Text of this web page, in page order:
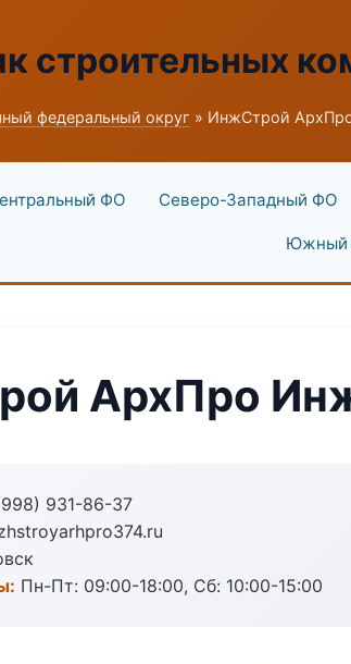
строительных
федеральный округ » ИнжСтрой
ФО Северо-Западный ФО
Южный
АрхПро
931-86-37
Пн-Пт: 09:00-18:00, Сб: 10:00-15:00